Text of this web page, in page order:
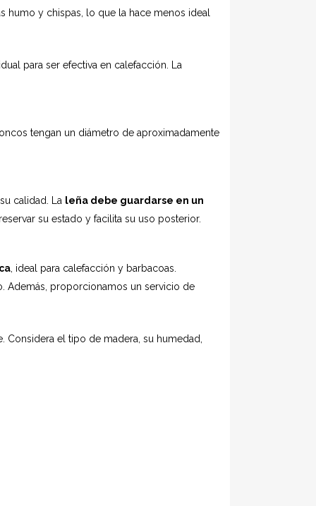
humo y chispas, lo que la hace menos ideal
para ser efectiva en calefacción. La
tengan un diámetro de aproximadamente
calidad. La leña debe guardarse en un
su estado y facilita su uso posterior.
, ideal para calefacción y barbacoas.
Además, proporcionamos un servicio de
Considera el tipo de madera, su humedad,